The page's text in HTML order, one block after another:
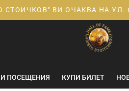
СТОИЧКОВ" ВИ ОЧАКВА НА
ПОСЕЩЕНИЯ КУПИ БИЛЕТ